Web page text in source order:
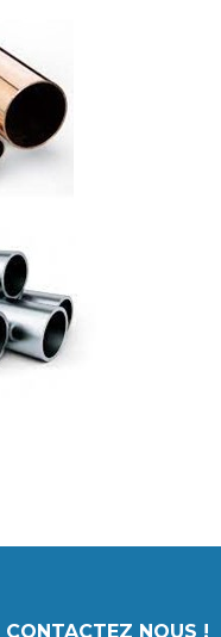
CONTACTEZ NOUS !